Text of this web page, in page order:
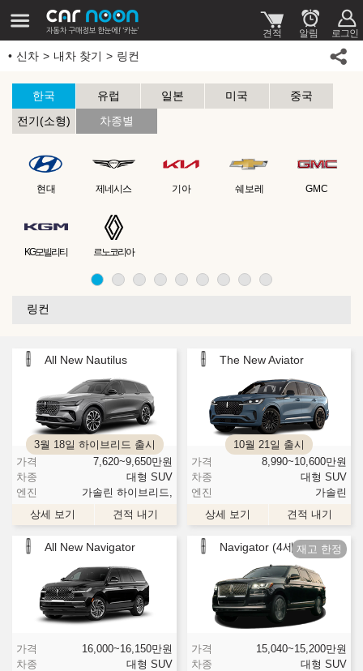
신차 내차 찾기 링컨
한국 유럽 일본 미국
중국
전기(소형)
차종별
현대 제네시스 기아 쉐보레 GMC
KG모빌리티 르노코리아
링컨
All New Nautilus
3월 18일 하이브리드 출시
가격
7,620~9,650만원
차종
대형 SUV
엔진
가솔린 하이브리드,
상세 보기
견적 내기
The New Aviator
10월 21일 출시
가격
8,990~10,600만원
차종
대형 SUV
엔진
가솔린
상세 보기
견적 내기
All New Navigator
가격 16,000~16,150만원
차종
대형 SUV
Navigator (4세대 F/L)
가격 15,040~15,200만원
차종
대형 SUV